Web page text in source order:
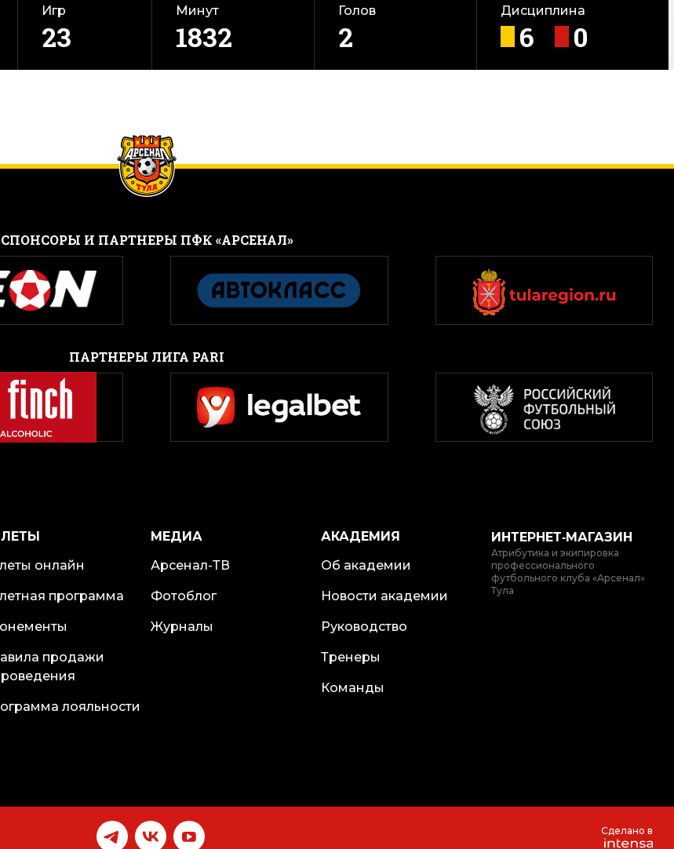
Игр
23
Минут
1832
Голов
2
Дисциплина
6 0
CПОНСОРЫ И ПАРТНЕРЫ ПФК «АРСЕНАЛ»
ПАРТНЕРЫ ЛИГА PARI
онлайн
программа
продажи
лояльности
МЕДИА
Арсенал-ТВ
Фотоблог
Журналы
АКАДЕМИЯ
Об академии
Новости академии
Руководство
Тренеры
Команды
ИНТЕРНЕТ‑МАГАЗИН
Атрибутика и экипировка
профессионального
футбольного клуба «Арсенал»
Тула
Сделано в